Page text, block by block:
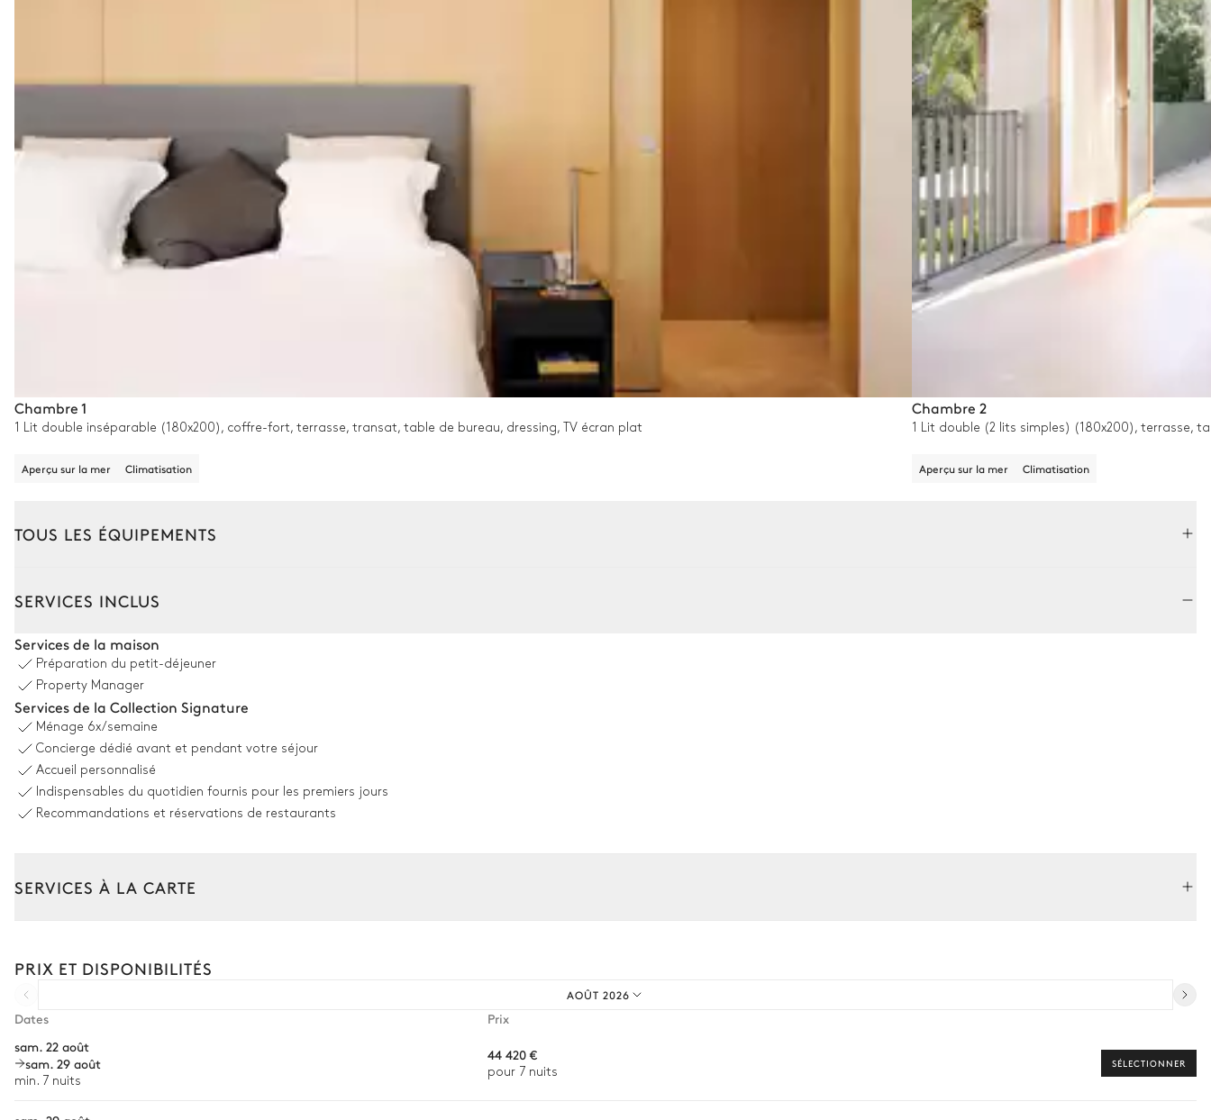
Chambre 1
1 Lit double inséparable (180x200), coffre-fort, terrasse, transat, table de bureau, dressing, TV écran plat
Aperçu sur la mer Climatisation
Chambre 2
1 Lit double (2 lits simples) (180x200), terrasse,
Aperçu sur la mer Climatisation
TOUS LES ÉQUIPEMENTS
Aperçu sur la mer
Piscine
Non chauffée · Au chlore
Dimensions : L = 15m, l = 3,3m
Canapé
3Parasol(s)
Salle à manger extérieure
Table
Vue sur le jardin
Table
SERVICES INCLUS
Services de la maison
Préparation du petit-déjeuner
Property Manager
Services de la Collection Signature
Ménage 6x/semaine
Concierge dédié avant et pendant votre séjour
Accueil personnalisé
Indispensables du quotidien fournis pour les premiers jours
Recommandations et réservations de restaurants
SERVICES À LA CARTE
Courses livrées avant l'arrivée
Chef à domicile
Personnel de maison supplémentaire
PRIX ET DISPONIBILITÉS
AOÛT 2026
Dates
Prix
sam. 22 août
sam. 29 août
min. 7 nuits
44 420 €
pour 7 nuits
SÉLECTIONNER